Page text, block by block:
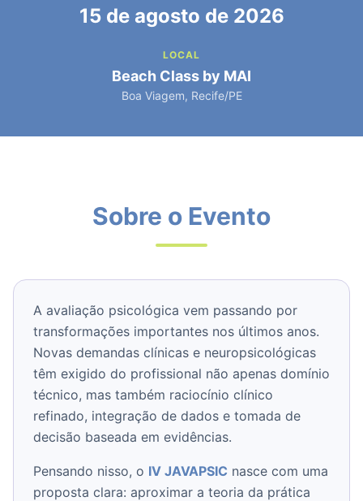
15 de agosto de 2026
LOCAL
Beach Class by MAI
Boa Viagem, Recife/PE
Sobre o Evento
A avaliação psicológica vem passando por
transformações importantes nos últimos anos.
Novas demandas clínicas e neuropsicológicas
têm exigido do profissional não apenas domínio
técnico, mas também raciocínio clínico
refinado, integração de dados e tomada de
decisão baseada em evidências.
Pensando nisso, o IV JAVAPSIC nasce com uma
proposta clara: aproximar a teoria da prática